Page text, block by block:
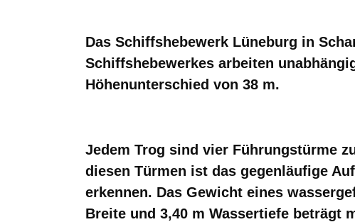
Das Schiffshebewerk Lüneburg in
Schiffshebewerkes arbeiten
Höhenunterschied von 38 m.
Jedem Trog sind vier Führungstürme
diesen Türmen ist das gegenläufige
erkennen. Das Gewicht eines
Breite und 3,40 m Wassertiefe beträgt